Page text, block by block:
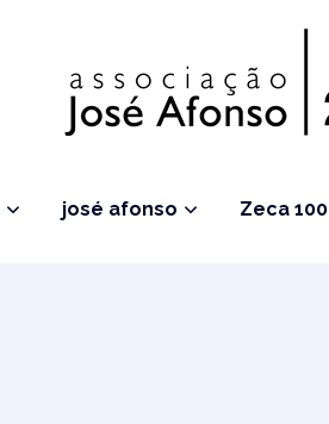
josé afonso Zeca 100